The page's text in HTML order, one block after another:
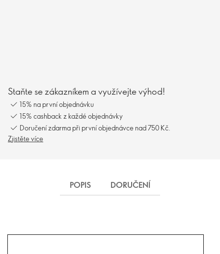
Staňte se zákazníkem a využívejte výhod!
15% na první objednávku
15% cashback z každé objednávky
Doručení zdarma při první objednávce nad 750 Kč.
Zjistěte více
POPIS DORUČENÍ